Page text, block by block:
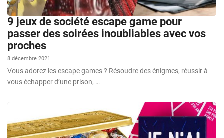
9 jeux de société escape game pour
passer des soirées inoubliables avec vos
proches
8 décembre 2021
Vous adorez les escape games ? Résoudre des énigmes, réussir à
vous échapper d’une prison, …